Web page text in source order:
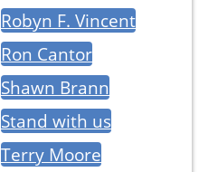
Robyn F. Vincent
Ron Cantor
Shawn Brann
Stand with us
Terry Moore